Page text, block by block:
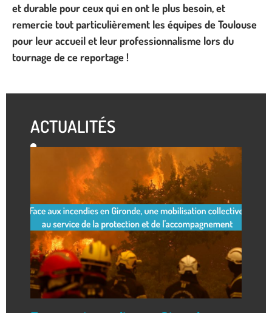
et durable pour ceux qui en ont le plus besoin, et
remercie tout particulièrement les équipes de Toulouse
pour leur accueil et leur professionnalisme lors du
tournage de ce reportage !
ACTUALITÉS